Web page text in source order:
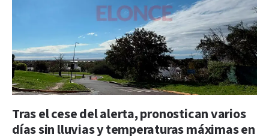
Tras el cese del alerta, pronostican varios
días sin lluvias y temperaturas máximas en